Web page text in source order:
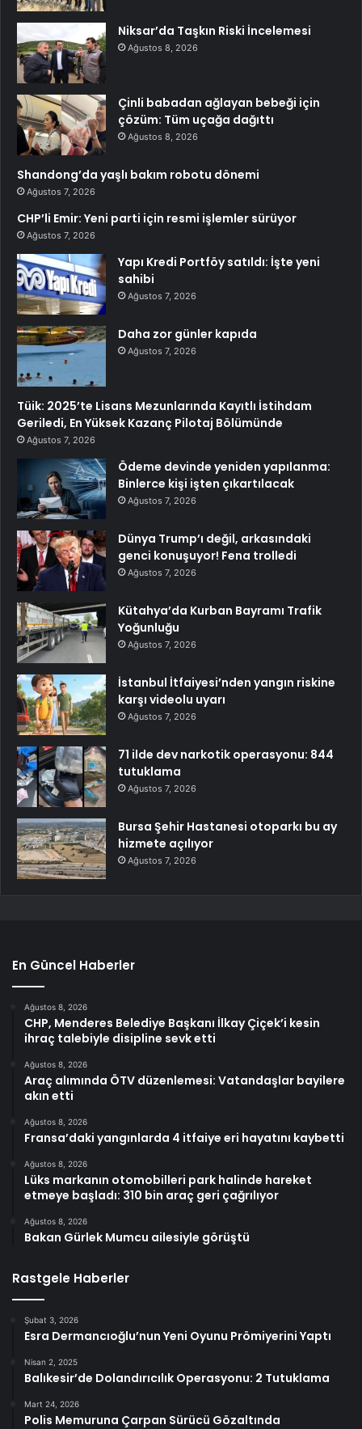
Niksar’da Taşkın Riski İncelemesi
Ağustos 8, 2026
Çinli babadan ağlayan bebeği için
çözüm: Tüm uçağa dağıttı
Ağustos 8, 2026
Shandong’da yaşlı bakım robotu dönemi
Ağustos 7, 2026
CHP’li Emir: Yeni parti için resmi işlemler sürüyor
Ağustos 7, 2026
Yapı Kredi Portföy satıldı: İşte yeni
sahibi
Ağustos 7, 2026
Daha zor günler kapıda
Ağustos 7, 2026
Tüik: 2025’te Lisans Mezunlarında Kayıtlı İstihdam
Geriledi, En Yüksek Kazanç Pilotaj Bölümünde
Ağustos 7, 2026
Ödeme devinde yeniden yapılanma:
Binlerce kişi işten çıkartılacak
Ağustos 7, 2026
Dünya Trump’ı değil, arkasındaki
genci konuşuyor! Fena trolledi
Ağustos 7, 2026
Kütahya’da Kurban Bayramı Trafik
Yoğunluğu
Ağustos 7, 2026
İstanbul İtfaiyesi’nden yangın riskine
karşı videolu uyarı
Ağustos 7, 2026
71 ilde dev narkotik operasyonu: 844
tutuklama
Ağustos 7, 2026
Bursa Şehir Hastanesi otoparkı bu ay
hizmete açılıyor
Ağustos 7, 2026
En Güncel Haberler
Ağustos 8, 2026
CHP, Menderes Belediye Başkanı İlkay Çiçek’i kesin
ihraç talebiyle disipline sevk etti
Ağustos 8, 2026
Araç alımında ÖTV düzenlemesi: Vatandaşlar bayilere
akın etti
Ağustos 8, 2026
Fransa’daki yangınlarda 4 itfaiye eri hayatını kaybetti
Ağustos 8, 2026
Lüks markanın otomobilleri park halinde hareket
etmeye başladı: 310 bin araç geri çağrılıyor
Ağustos 8, 2026
Bakan Gürlek Mumcu ailesiyle görüştü
Rastgele Haberler
Şubat 3, 2026
Esra Dermancıoğlu’nun Yeni Oyunu Prömiyerini Yaptı
Nisan 2, 2025
Balıkesir’de Dolandırıcılık Operasyonu: 2 Tutuklama
Mart 24, 2026
Polis Memuruna Çarpan Sürücü Gözaltında